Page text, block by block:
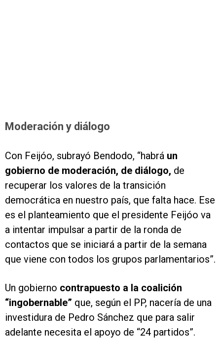
Moderación y diálogo
Con Feijóo, subrayó Bendodo, “habrá un
gobierno de moderación, de diálogo, de
recuperar los valores de la transición
democrática en nuestro país, que falta hace. Ese
es el planteamiento que el presidente Feijóo va
a intentar impulsar a partir de la ronda de
contactos que se iniciará a partir de la semana
que viene con todos los grupos parlamentarios”.
Un gobierno contrapuesto a la coalición
“ingobernable” que, según el PP, nacería de una
investidura de Pedro Sánchez que para salir
adelante necesita el apoyo de “24 partidos”.